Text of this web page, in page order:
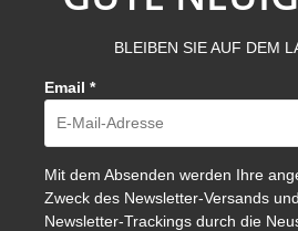
BLEIBEN SIE AUF DEM
Email *
Mit dem Absenden werden Ihre
Zweck des Newsletter-Versands
Newsletter-Trackings durch die